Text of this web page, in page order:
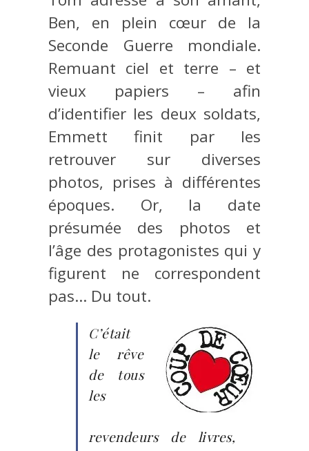
Ben, en plein cœur de la
Seconde Guerre mondiale.
Remuant ciel et terre – et
vieux papiers – afin
d’identifier les deux soldats,
Emmett finit par les
retrouver sur diverses
photos, prises à différentes
époques. Or, la date
présumée des photos et
l’âge des protagonistes qui y
figurent ne correspondent
pas… Du tout.
C’était
le rêve
de tous
les
revendeurs de livres,